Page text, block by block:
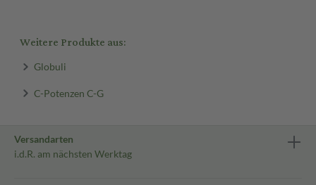
Weitere Produkte aus:
Globuli
C-Potenzen C-G
Versandarten
i.d.R. am nächsten Werktag